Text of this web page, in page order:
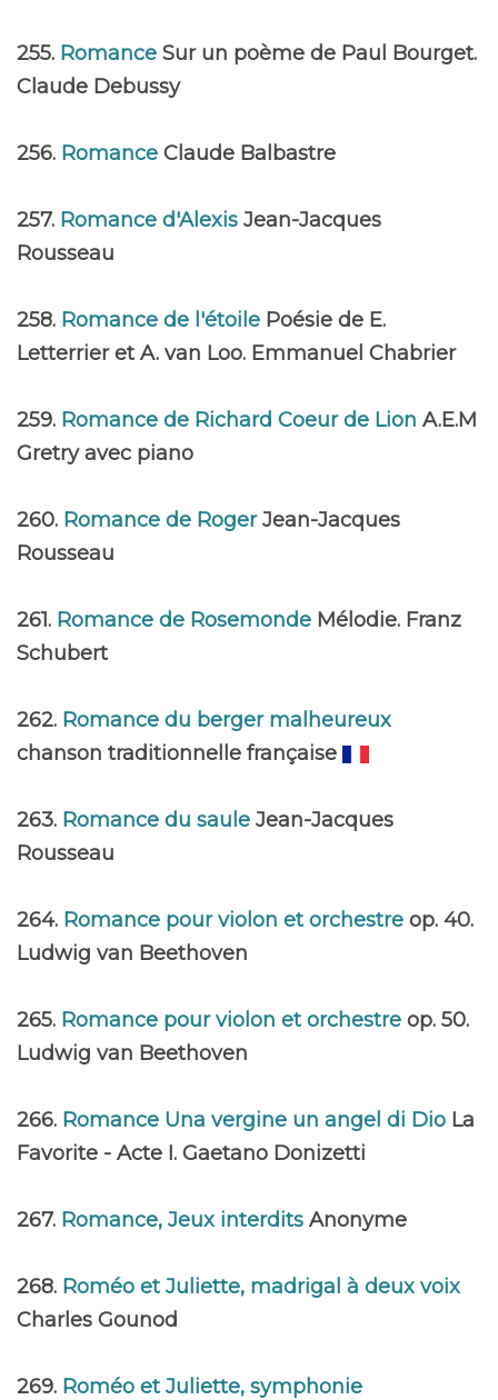
255. Romance Sur un poème de Paul Bourget.
Claude Debussy
256. Romance Claude Balbastre
257. Romance d'Alexis Jean-Jacques
Rousseau
258. Romance de l'étoile Poésie de E.
Letterrier et A. van Loo. Emmanuel Chabrier
259. Romance de Richard Coeur de Lion A.E.M
Gretry avec piano
260. Romance de RogerJean-Jacques
Rousseau
261. Romance de Rosemonde Mélodie. Franz
Schubert
262. Romance du berger malheureux
chanson traditionnelle française
263. Romance du saule Jean-Jacques
Rousseau
264. Romance pour violon et orchestre op. 40.
Ludwig van Beethoven
265. Romance pour violon et orchestre op. 50.
Ludwig van Beethoven
266. Romance Una vergine un angel di Dio La
Favorite - Acte I. Gaetano Donizetti
267. Romance, Jeux interdits Anonyme
268. Roméo et Juliette, madrigal à deux voix
Charles Gounod
269. Roméo et Juliette, symphonie